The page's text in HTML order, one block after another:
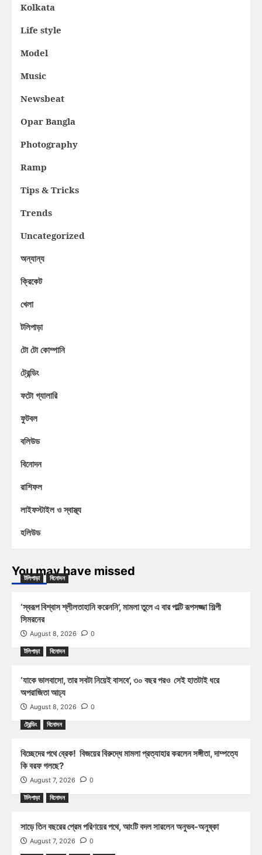
Kolkata
Life style
Model
Music
Newsbeat
Opar Bangla
Photography
Ramp
Tips & Tricks
Trends
Uncategorized
অন্যান্য
ক্রিকেট
খেলা
টলিপাড়া
টো টো কোম্পানি
ট্রেন্ডিং
ফটো গ্যালারি
ফুটবল
বলিউড
বিনোদন
রাশিফল
লাইফস্টাইল ও স্বাস্থ্য
হলিউড
You may have missed
টলিপাড়া বিনোদন
‘স্বরূপ বিশ্বাস শ্লীলতাহানি করেননি’, মামলা তুলে এ বার পাল্টি রূপসজ্জা শিল্পী
সিমরনের
August 8, 2026 0
টলিপাড়া বিনোদন
‘যাকে ভালবাসো, তার সবটা নিয়েই বাসবে’, ৩০ বছর পরও সেই হাতটাই ধরে
অপরাজিতা আঢ্য
August 8, 2026 0
ট্রেন্ডিং বিনোদন
বিচ্ছেদের পথে ব্রেক! বিজয়ের বিরুদ্ধে মামলা প্রত্যাহার করলেন সঙ্গীতা, দাম্পত্যে
কি বরফ গলছে?
August 7, 2026 0
টলিপাড়া বিনোদন
সাড়ে তিন বছরের প্রেম পরিণয়ের পথে, আংটি বদল সারলেন অনুভব-অনুষ্কা
August 7, 2026 0